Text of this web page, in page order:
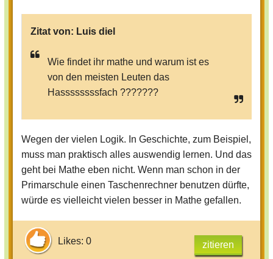
Zitat von: Luis diel
Wie findet ihr mathe und warum ist es
von den meisten Leuten das
Hassssssssfach ???????
Wegen der vielen Logik. In Geschichte, zum Beispiel,
muss man praktisch alles auswendig lernen. Und das
geht bei Mathe eben nicht. Wenn man schon in der
Primarschule einen Taschenrechner benutzen dürfte,
würde es vielleicht vielen besser in Mathe gefallen.
Likes: 0 zitieren